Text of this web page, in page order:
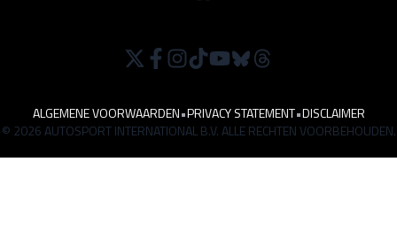
ALGEMENE VOORWAARDEN•PRIVACY STATEMENT•DISCLAIMER
© 2026 AUTOSPORT INTERNATIONAL B.V. ALLE RECHTEN VOORBEHOUDEN.